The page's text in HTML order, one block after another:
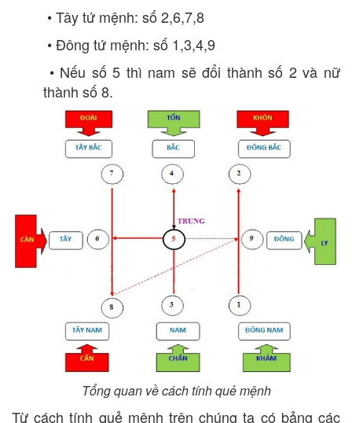
• Tây tứ mệnh: số 2,6,7,8
• Đông tứ mệnh: số 1,3,4,9
• Nếu số 5 thì nam sẽ đổi thành số 2 và nữ
thành số 8.
Tổng quan về cách tính quẻ mệnh
Từ cách tính quẻ mệnh trên chúng ta có bảng các